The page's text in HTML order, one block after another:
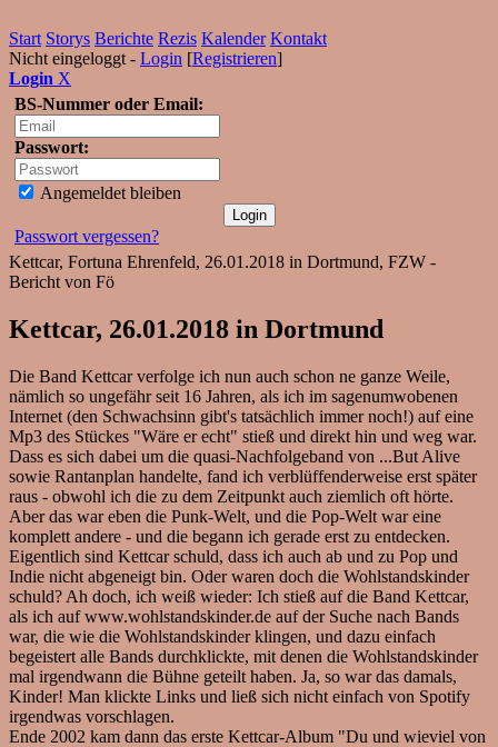
Start Storys Berichte Rezis Kalender Kontakt
Nicht eingeloggt - Login [Registrieren]
Login X
BS-Nummer oder Email:
Passwort:
Angemeldet bleiben
Passwort vergessen?
Kettcar, Fortuna Ehrenfeld, 26.01.2018 in Dortmund, FZW -
Bericht von Fö
Kettcar, 26.01.2018 in Dortmund
Die Band Kettcar verfolge ich nun auch schon ne ganze Weile,
nämlich so ungefähr seit 16 Jahren, als ich im sagenumwobenen
Internet (den Schwachsinn gibt's tatsächlich immer noch!) auf eine
Mp3 des Stückes "Wäre er echt" stieß und direkt hin und weg war.
Dass es sich dabei um die quasi-Nachfolgeband von ...But Alive
sowie Rantanplan handelte, fand ich verblüffenderweise erst später
raus - obwohl ich die zu dem Zeitpunkt auch ziemlich oft hörte.
Aber das war eben die Punk-Welt, und die Pop-Welt war eine
komplett andere - und die begann ich gerade erst zu entdecken.
Eigentlich sind Kettcar schuld, dass ich auch ab und zu Pop und
Indie nicht abgeneigt bin. Oder waren doch die Wohlstandskinder
schuld? Ah doch, ich weiß wieder: Ich stieß auf die Band Kettcar,
als ich auf www.wohlstandskinder.de auf der Suche nach Bands
war, die wie die Wohlstandskinder klingen, und dazu einfach
begeistert alle Bands durchklickte, mit denen die Wohlstandskinder
mal irgendwann die Bühne geteilt haben. Ja, so war das damals,
Kinder! Man klickte Links und ließ sich nicht einfach von Spotify
irgendwas vorschlagen.
Ende 2002 kam dann das erste Kettcar-Album "Du und wieviel von